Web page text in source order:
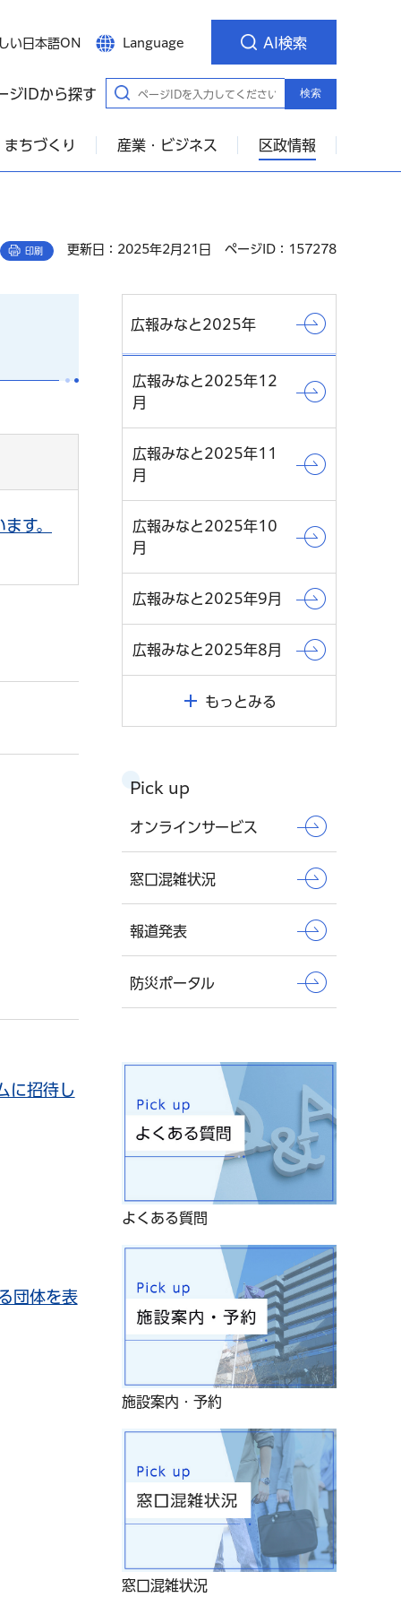
い日本語ON Language AI検索
ジIDから探す 検索
まちづくり 産業・ビジネス 区政情報
印刷 更新日：2025年2月21日 ページID：157278
す。
に招待し
団体を表
広報みなと2025年
広報みなと2025年12
月
広報みなと2025年11
月
広報みなと2025年10
月
広報みなと2025年9月
広報みなと2025年8月
もっとみる
Pick up
オンラインサービス
窓口混雑状況
報道発表
防災ポータル
よくある質問
施設案内・予約
窓口混雑状況